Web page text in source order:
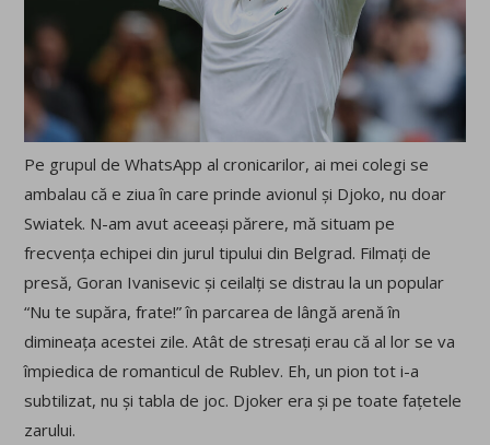
Pe grupul de WhatsApp al cronicarilor, ai mei colegi se
ambalau că e ziua în care prinde avionul și Djoko, nu doar
Swiatek. N-am avut aceeași părere, mă situam pe
frecvența echipei din jurul tipului din Belgrad. Filmați de
presă, Goran Ivanisevic și ceilalți se distrau la un popular
“Nu te supăra, frate!” în parcarea de lângă arenă în
dimineața acestei zile. Atât de stresați erau că al lor se va
împiedica de romanticul de Rublev. Eh, un pion tot i-a
subtilizat, nu și tabla de joc. Djoker era și pe toate fațetele
zarului.